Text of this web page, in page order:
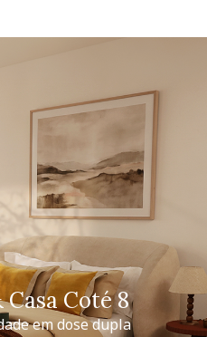
Coté 8
em dose dupla